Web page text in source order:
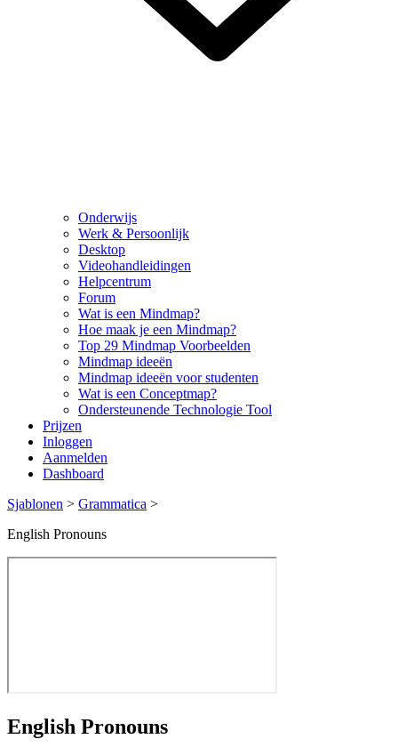
Onderwijs
Werk & Persoonlijk
Desktop
Videohandleidingen
Helpcentrum
Forum
Wat is een Mindmap?
Hoe maak je een Mindmap?
Top 29 Mindmap Voorbeelden
Mindmap ideeën
Mindmap ideeën voor studenten
Wat is een Conceptmap?
Ondersteunende Technologie Tool
Prijzen
Inloggen
Aanmelden
Dashboard
Sjablonen > Grammatica >
English Pronouns
English Pronouns